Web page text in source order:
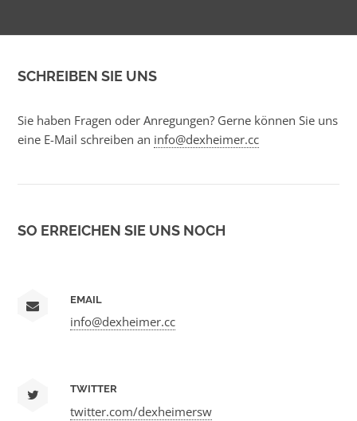
SCHREIBEN SIE UNS
Sie haben Fragen oder Anregungen? Gerne können Sie uns
eine E-Mail schreiben an info@dexheimer.cc
SO ERREICHEN SIE UNS NOCH
EMAIL
info@dexheimer.cc
TWITTER
twitter.com/dexheimersw